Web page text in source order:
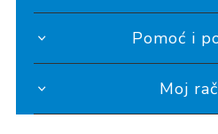
Pomoć i
Moj